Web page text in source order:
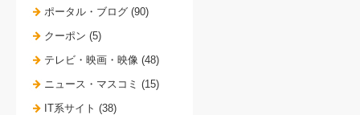
ポータル・ブログ (90)
クーポン (5)
テレビ・映画・映像 (48)
ニュース・マスコミ (15)
IT系サイト (38)